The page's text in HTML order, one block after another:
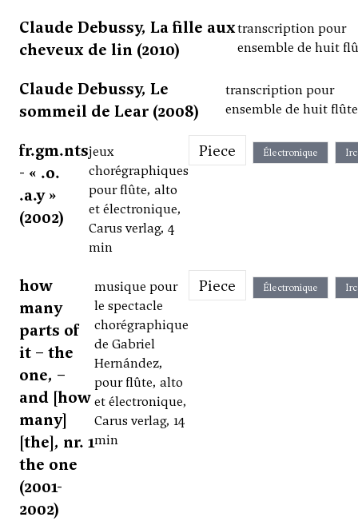
Claude Debussy, La fille aux
cheveux de lin (2010)
transcription pour
ensemble de huit
Claude Debussy, Le
sommeil de Lear (2008)
transcription pour
ensemble de huit
fr.gm.nts
- « .o.
.a.y »
(2002)
jeux
chorégraphiques
pour flûte, alto
et électronique,
Carus verlag, 4
min
Piece Électronique
how
many
parts of
it – the
one, –
and [how
many]
[the], nr. 1
the one
(2001-
2002)
musique pour
le spectacle
chorégraphique
de Gabriel
Hernández,
pour flûte, alto
et électronique,
Carus verlag, 14
min
Piece Électronique